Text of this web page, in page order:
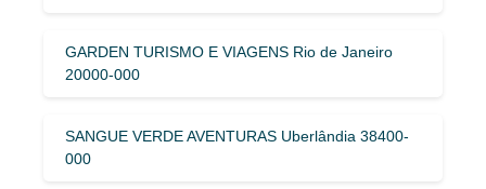
GARDEN TURISMO E VIAGENS Rio de Janeiro
20000-000
SANGUE VERDE AVENTURAS Uberlândia 38400-
000